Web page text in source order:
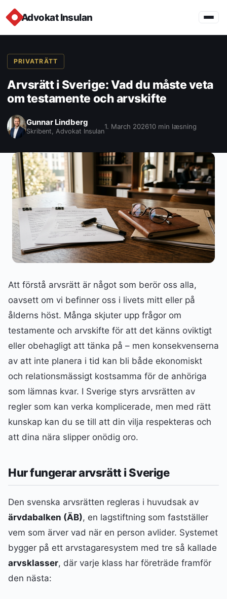
Advokat Insulan
PRIVATRÄTT
Arvsrätt i Sverige: Vad du måste veta
om testamente och arvskifte
Gunnar Lindberg
Skribent, Advokat Insulan
1. March 202610 min læsning
Att förstå arvsrätt är något som berör oss alla,
oavsett om vi befinner oss i livets mitt eller på
ålderns höst. Många skjuter upp frågor om
testamente och arvskifte för att det känns oviktigt
eller obehagligt att tänka på – men konsekvenserna
av att inte planera i tid kan bli både ekonomiskt
och relationsmässigt kostsamma för de anhöriga
som lämnas kvar. I Sverige styrs arvsrätten av
regler som kan verka komplicerade, men med rätt
kunskap kan du se till att din vilja respekteras och
att dina nära slipper onödig oro.
Hur fungerar arvsrätt i Sverige
Den svenska arvsrätten regleras i huvudsak av
ärvdabalken (ÄB), en lagstiftning som fastställer
vem som ärver vad när en person avlider. Systemet
bygger på ett arvstagaresystem med tre så kallade
arvsklasser, där varje klass har företräde framför
den nästa: